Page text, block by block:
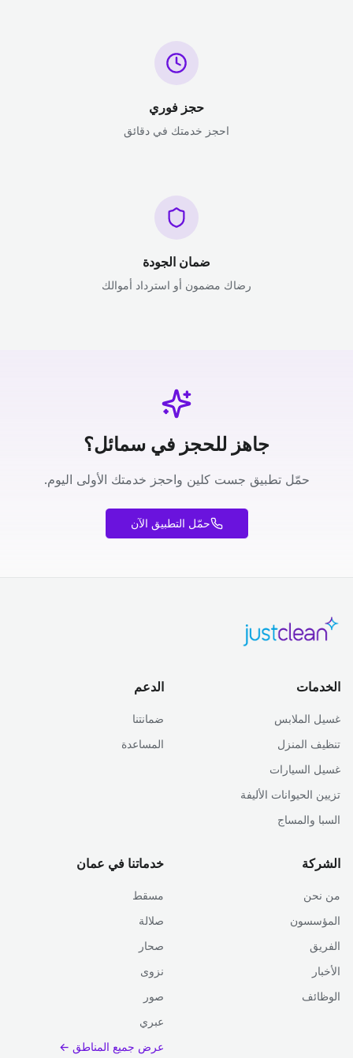
حجز فوري
احجز خدمتك في دقائق
ضمان الجودة
رضاك مضمون أو استرداد أموالك
جاهز للحجز في سمائل؟
حمّل تطبيق جست كلين واحجز خدمتك الأولى اليوم.
حمّل التطبيق الآن
الخدمات
غسيل الملابس
تنظيف المنزل
غسيل السيارات
تزيين الحيوانات الأليفة
السبا والمساج
الدعم
ضمانتنا
المساعدة
الشركة
من نحن
المؤسسون
الفريق
الأخبار
الوظائف
خدماتنا في عمان
مسقط
صلالة
صحار
نزوى
صور
عبري
عرض جميع المناطق ←